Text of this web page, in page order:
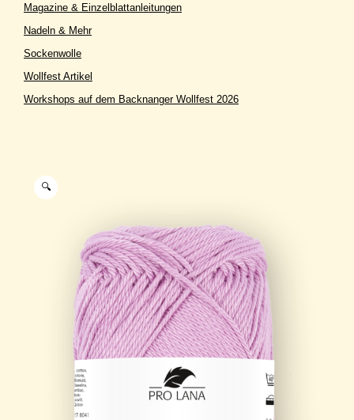
🔍
Magazine & Einzelblattanleitungen
Nadeln & Mehr
Sockenwolle
Wollfest Artikel
Workshops auf dem Backnanger Wollfest 2026